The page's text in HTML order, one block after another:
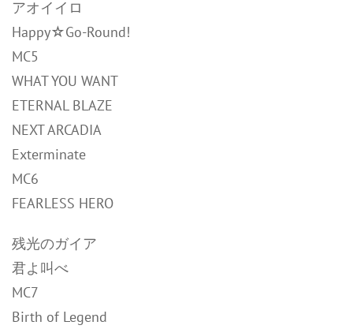
アオイイロ
Happy☆Go-Round!
MC5
WHAT YOU WANT
ETERNAL BLAZE
NEXT ARCADIA
Exterminate
MC6
FEARLESS HERO
残光のガイア
君よ叫べ
MC7
Birth of Legend